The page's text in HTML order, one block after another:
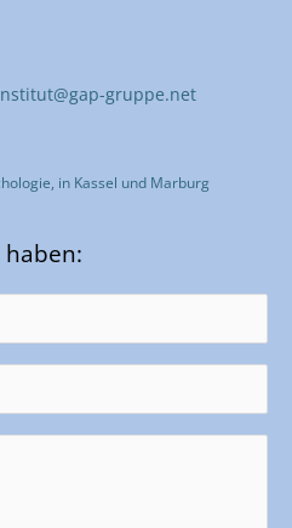
gruppe.net
in Kassel und Marburg
haben: